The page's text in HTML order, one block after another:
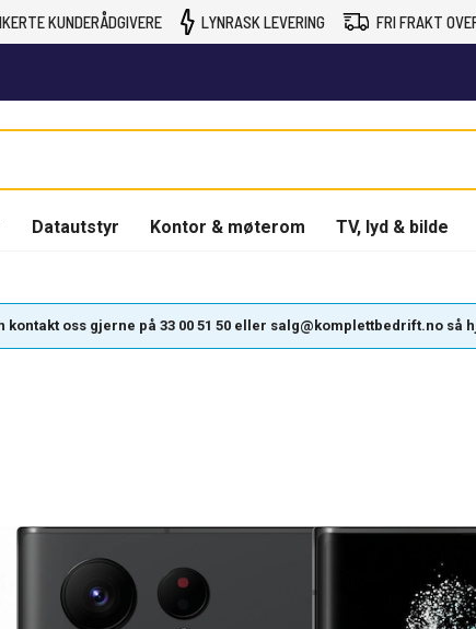
KUNDERÅDGIVERE LYNRASK LEVERING FRI FRAKT
Datautstyr Kontor & møterom TV, lyd & bilde
oss gjerne på 33 00 51 50 eller salg@komplettbedrift.no